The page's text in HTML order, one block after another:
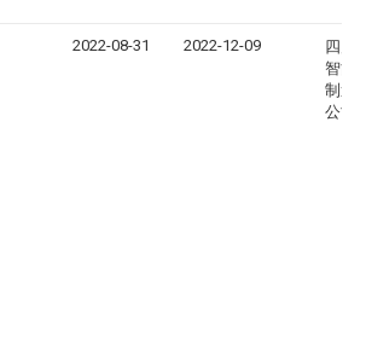
2022-08-31 2022-12-09
四川
智能
制造
公司